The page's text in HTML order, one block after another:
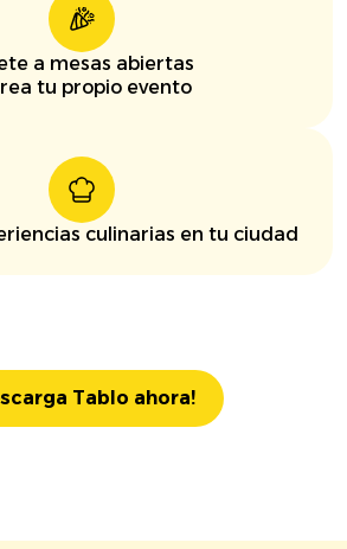
a mesas abiertas
tu propio evento
culinarias en tu ciudad
Tablo ahora!